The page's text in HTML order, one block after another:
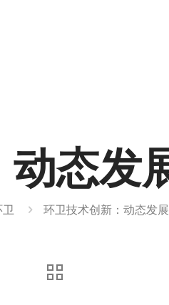
态发
卫 环卫技术创新：动态发